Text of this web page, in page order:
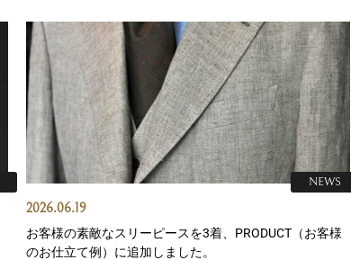
2026.06.19
NEWS
お客様の素敵なスリーピースを3着、PRODUCT（お客様
のお仕立て例）に追加しました。